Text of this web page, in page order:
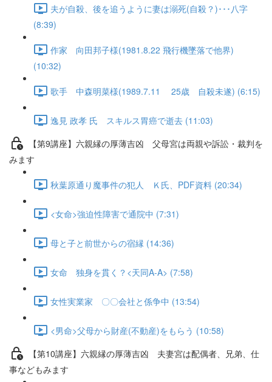
夫が自殺、後を追うように妻は溺死(自殺？)･･･八字
(8:39)
作家 向田邦子様(1981.8.22 飛行機墜落で他界)
(10:32)
歌手 中森明菜様(1989.7.11 25歳 自殺未遂) (6:15)
逸見 政孝 氏 スキルス胃癌で逝去 (11:03)
【第9講座】六親縁の厚薄吉凶 父母宮は両親や訴訟・裁判を
みます
秋葉原通り魔事件の犯人 Ｋ氏、PDF資料 (20:34)
<女命>強迫性障害で通院中 (7:31)
母と子と前世からの宿縁 (14:36)
女命 独身を貫く？<天同A-A> (7:58)
女性実業家 〇〇会社と係争中 (13:54)
<男命>父母から財産(不動産)をもらう (10:58)
【第10講座】六親縁の厚薄吉凶 夫妻宮は配偶者、兄弟、仕
事などもみます